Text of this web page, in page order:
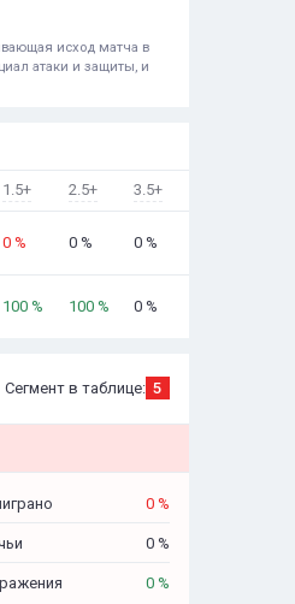
исход матча в
атаки и защиты, и
1.5+ 2.5+ 3.5+
0 % 0 % 0 %
100 % 100 % 0 %
Сегмент в таблице: 5
0 %
0 %
0 %